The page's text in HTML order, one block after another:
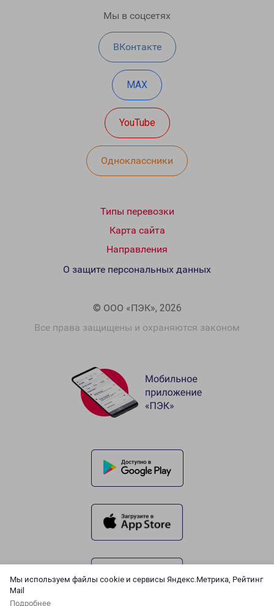
Мы используем файлы cookie и сервисы Яндекс.Метрика, Рейтинг
Mail
Подробнее
Мы в соцсетях
ВКонтакте
MAX
YouTube
Одноклассники
Типы перевозки
Карта сайта
Направления
© ООО «ПЭК», 2026
Все права защищены и охраняются законом
О защите персональных данных